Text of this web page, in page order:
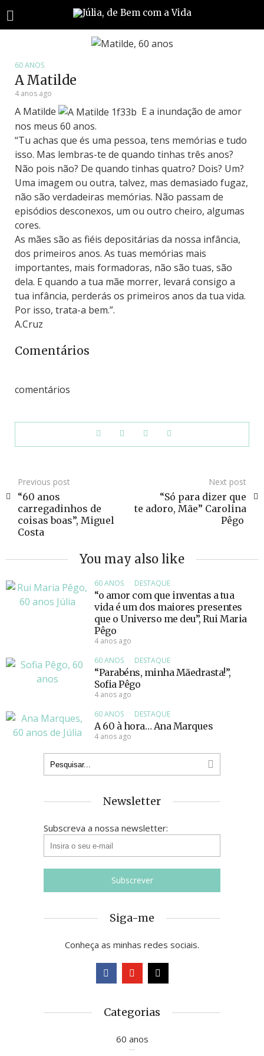
60 ANOS
A Matilde
4 anos ago
A Matilde
E a inundação de amor
nos meus 60 anos.
“Tu achas que és uma pessoa, tens memórias e tudo
isso. Mas lembras-te de quando tinhas três anos?
Não pois não? De quando tinhas quatro? Dois? Um?
Uma imagem ou outra, talvez, mas demasiado fugaz,
não são verdadeiras memórias. Não passam de
episódios desconexos, um ou outro cheiro, algumas
cores.
As mães são as fiéis depositárias da nossa infância,
dos primeiros anos. As tuas memórias mais
importantes, mais formadoras, não são tuas, são
dela. E quando a tua mãe morrer, levará consigo a
tua infância, perderás os primeiros anos da tua vida.
Por isso, trata-a bem.”.
A.Cruz
Comentários
comentários
Previous post
“60 anos
carregadinhos de
coisas boas”, Miguel
Costa
Next post
“Só para dizer que
te adoro, Mãe” Carolina
Pêgo
You may also like
60 ANOS DESTAQUE
“o amor com que inventas a tua
vida é um dos maiores presentes
que o Universo me deu”, Rui Maria
Pêgo
4 anos ago
60 ANOS
DESTAQUE
“Parabéns, minha Mãedrasta!”,
Sofia Pêgo
4 anos ago
60 ANOS
DESTAQUE
A 60 à hora… Ana Marques
4 anos ago
Newsletter
Subscreva a nossa newsletter:
Siga-me
Conheça as minhas redes sociais.
Categorias
60 anos